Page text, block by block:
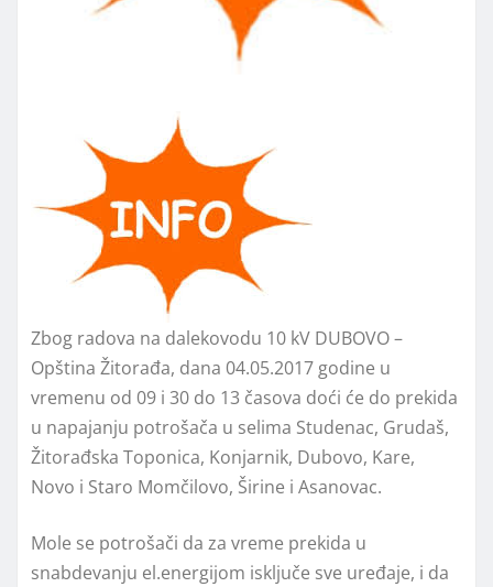
Zbog radova na dalekovodu 10 kV DUBOVO –
Opština Žitorađa, dana 04.05.2017 godine u
vremenu od 09 i 30 do 13 časova doći će do prekida
u napajanju potrošača u selima Studenac, Grudaš,
Žitorađska Toponica, Konjarnik, Dubovo, Kare,
Novo i Staro Momčilovo, Širine i Asanovac.
Mole se potrošači da za vreme prekida u
snabdevanju el.energijom isključe sve uređaje, i da